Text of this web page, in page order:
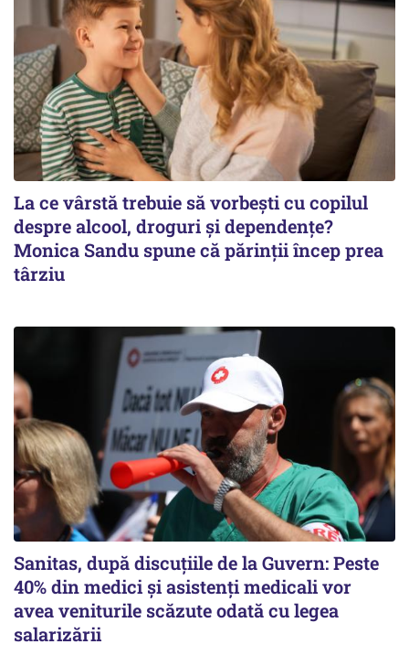
La ce vârstă trebuie să vorbești cu copilul
despre alcool, droguri și dependențe?
Monica Sandu spune că părinții încep prea
târziu
Sanitas, după discuțiile de la Guvern: Peste
40% din medici și asistenți medicali vor
avea veniturile scăzute odată cu legea
salarizării